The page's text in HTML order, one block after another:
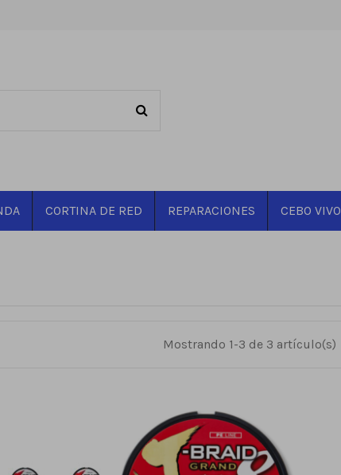
CORTINA DE RED REPARACIONES CEBO VIVO
Mostrando 1-3 de 3 artículo(s)